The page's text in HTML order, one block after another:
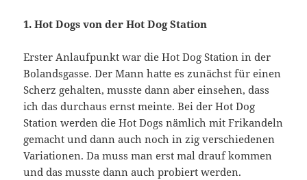
1. Hot Dogs von der Hot Dog Station
Erster Anlaufpunkt war die Hot Dog Station in der
Bolandsgasse. Der Mann hatte es zunächst für einen
Scherz gehalten, musste dann aber einsehen, dass
ich das durchaus ernst meinte. Bei der Hot Dog
Station werden die Hot Dogs nämlich mit Frikandeln
gemacht und dann auch noch in zig verschiedenen
Variationen. Da muss man erst mal drauf kommen
und das musste dann auch probiert werden.